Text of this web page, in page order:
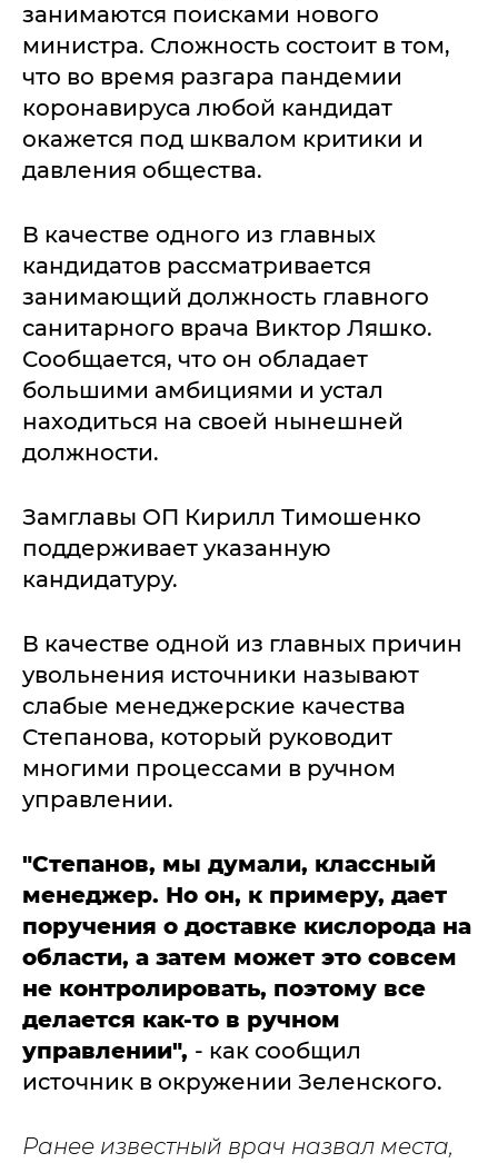
занимаются поисками нового
министра. Сложность состоит в том,
что во время разгара пандемии
коронавируса любой кандидат
окажется под шквалом критики и
давления общества.
В качестве одного из главных
кандидатов рассматривается
занимающий должность главного
санитарного врача Виктор Ляшко.
Сообщается, что он обладает
большими амбициями и устал
находиться на своей нынешней
должности.
Замглавы ОП Кирилл Тимошенко
поддерживает указанную
кандидатуру.
В качестве одной из главных причин
увольнения источники называют
слабые менеджерские качества
Степанова, который руководит
многими процессами в ручном
управлении.
"Степанов, мы думали, классный
менеджер. Но он, к примеру, дает
поручения о доставке кислорода на
области, а затем может это совсем
не контролировать, поэтому все
делается как-то в ручном
управлении", - как сообщил
источник в окружении Зеленского.
Ранее известный врач назвал места,